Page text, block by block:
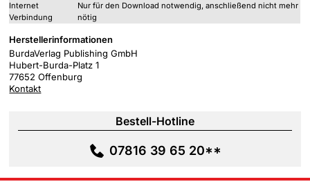
Internet
Verbindung
Nur für den Download notwendig, anschließend nicht mehr
nötig
Herstellerinformationen
BurdaVerlag Publishing GmbH
Hubert-Burda-Platz 1
77652 Offenburg
Kontakt
Bestell-Hotline
07816 39 65 20**